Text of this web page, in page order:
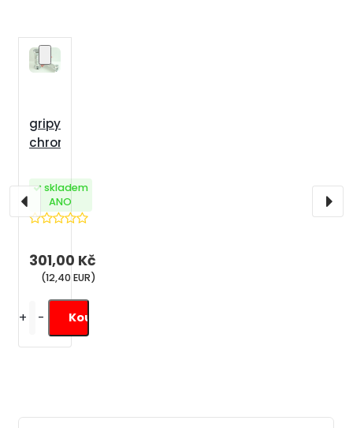
gripy řídítek chopper
chromové s orlicí
301,00 Kč
(12,40 EUR)
skladem
ANO
-
+